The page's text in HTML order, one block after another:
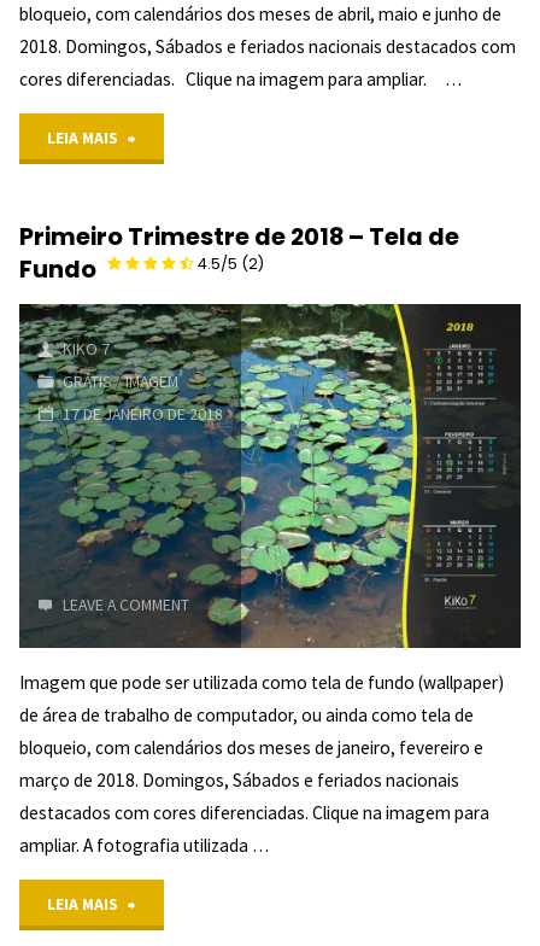
bloqueio, com calendários dos meses de abril, maio e junho de
2018. Domingos, Sábados e feriados nacionais destacados com
cores diferenciadas. Clique na imagem para ampliar. …
LEIA MAIS
de
–
Plano
de
Fundo
(2)
"
Primeiro Trimestre de 2018 – Tela de
Fundo
4.5/5 (2)
KIKO 7
GRÁTIS/IMAGEM
17 DE JANEIRO DE 2018
LEAVE A COMMENT
Imagem que pode ser utilizada como tela de fundo (wallpaper)
de área de trabalho de computador, ou ainda como tela de
bloqueio, com calendários dos meses de janeiro, fevereiro e
março de 2018. Domingos, Sábados e feriados nacionais
destacados com cores diferenciadas. Clique na imagem para
ampliar. A fotografia utilizada …
LEIA MAIS